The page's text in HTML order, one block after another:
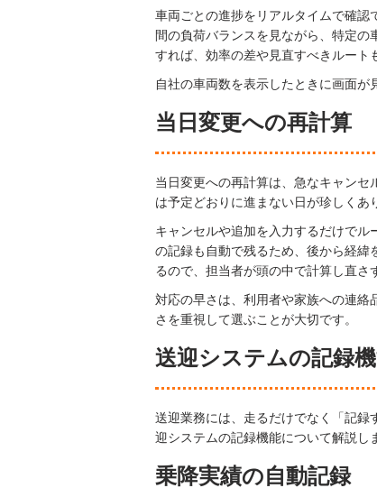
車両ごとの進捗をリアルタイムで確認
間の負荷バランスを見ながら、特定
すれば、効率の差や見直すべきルート
自社の車両数を表示したときに画面が
当日変更への再計算
当日変更への再計算は、急なキャン
は予定どおりに進まない日が珍しくあ
キャンセルや追加を入力するだけで
の記録も自動で残るため、後から経緯
るので、担当者が頭の中で計算し直さ
対応の早さは、利用者や家族への連絡
さを重視して選ぶことが大切です。
送迎システムの記録
送迎業務には、走るだけでなく「記録
迎システムの記録機能について解説し
乗降実績の自動記録